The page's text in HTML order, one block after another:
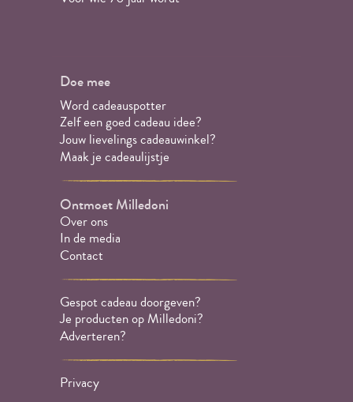
Doe mee
Word cadeauspotter
Zelf een goed cadeau idee?
Jouw lievelings cadeauwinkel?
Maak je cadeaulijstje
Ontmoet Milledoni
Over ons
In de media
Contact
Gespot cadeau doorgeven?
Je producten op Milledoni?
Adverteren?
Privacy